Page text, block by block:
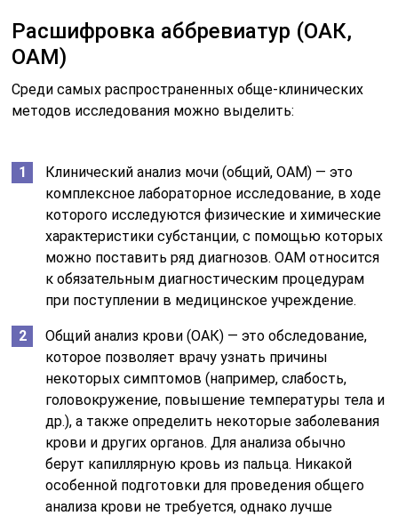
Расшифровка аббревиатур (ОАК,
ОАМ)
Среди самых распространенных обще-клинических
методов исследования можно выделить:
Клинический анализ мочи (общий, ОАМ) — это
комплексное лабораторное исследование, в ходе
которого исследуются физические и химические
характеристики субстанции, с помощью которых
можно поставить ряд диагнозов. ОАМ относится
к обязательным диагностическим процедурам
при поступлении в медицинское учреждение.
Общий анализ крови (ОАК) — это обследование,
которое позволяет врачу узнать причины
некоторых симптомов (например, слабость,
головокружение, повышение температуры тела и
др.), а также определить некоторые заболевания
крови и других органов. Для анализа обычно
берут капиллярную кровь из пальца. Никакой
особенной подготовки для проведения общего
анализа крови не требуется, однако лучше